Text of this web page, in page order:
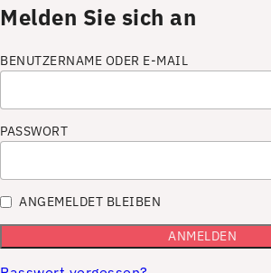
Melden Sie sich an
BENUTZERNAME ODER E-MAIL
PASSWORT
ANGEMELDET BLEIBEN